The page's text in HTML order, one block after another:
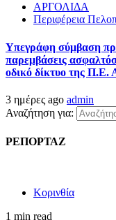
ΑΡΓΟΛΙΔΑ
Περιφέρεια
Υπεγράφη σύμβαση
παρεμβάσεις
οδικό δίκτυο της Π.Ε.
3 ημέρες ago admin
Αναζήτηση για:
ΡΕΠΟΡΤΑΖ
Κορινθία
1 min read